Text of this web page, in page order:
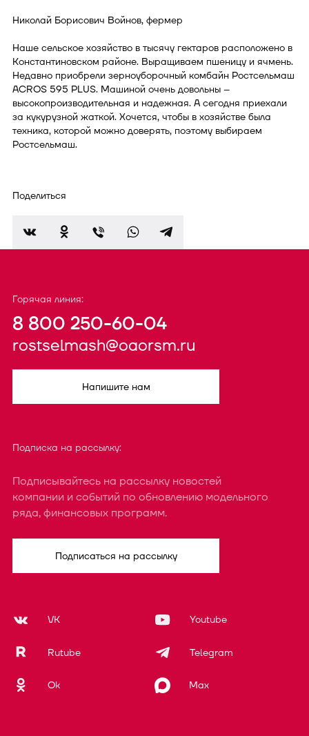
Николай Борисович Войнов, фермер
Наше сельское хозяйство в тысячу гектаров расположено в
Константиновском районе. Выращиваем пшеницу и ячмень.
Недавно приобрели зерноуборочный комбайн Ростсельмаш
ACROS 595 PLUS. Машиной очень довольны –
высокопроизводительная и надежная. А сегодня приехали
за кукурузной жаткой. Хочется, чтобы в хозяйстве была
техника, которой можно доверять, поэтому выбираем
Ростсельмаш.
Поделиться
Горячая линия:
8 800 250-60-04
rostselmash@oaorsm.ru
Напишите нам
Подписка на рассылку:
Подписывайтесь на рассылку новостей
компании и событий по обновлению модельного
ряда, финансовых программ.
Подписаться на рассылку
VK Youtube
Rutube Telegram
Ok Max